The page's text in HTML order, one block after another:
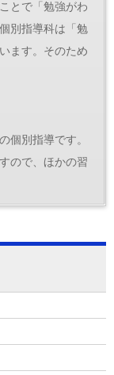
とで「勉強がわ
別指導科は「勉
ます。そのため
個別指導です。
ので、ほかの習